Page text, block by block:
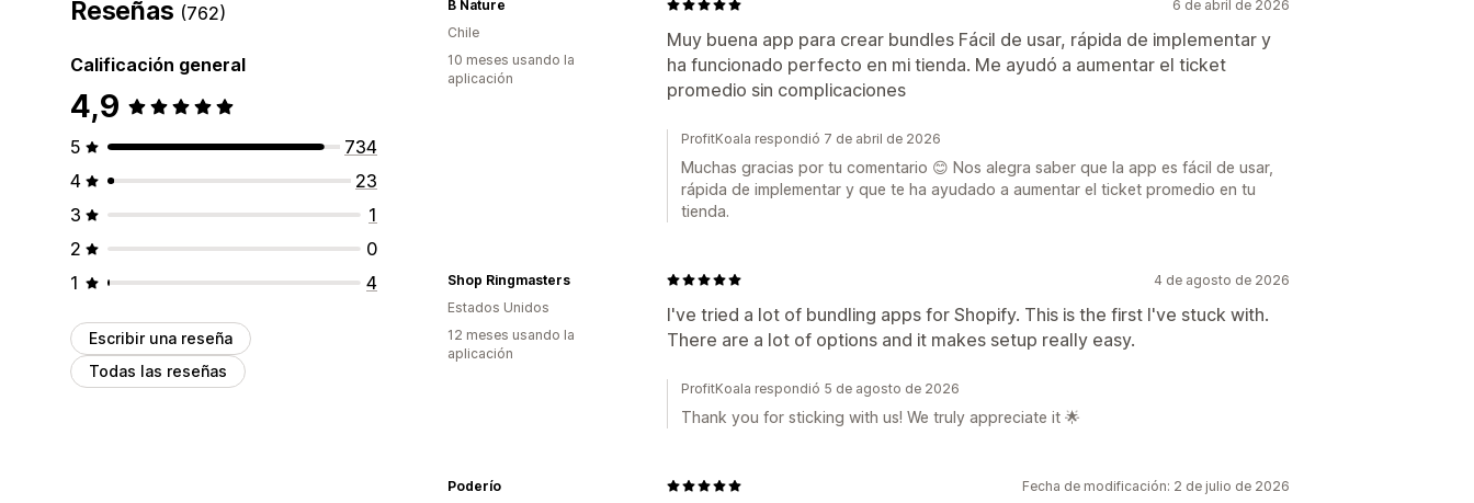
Reseñas (762)
Calificación general
4,9
5
734
4
23
3
1
2
0
1
4
Escribir una reseña
Todas las reseñas
6 de abril de 2026
Muy buena app para crear bundles Fácil de usar, rápida de implementar y
ha funcionado perfecto en mi tienda. Me ayudó a aumentar el ticket
promedio sin complicaciones
B Nature
Chile
10 meses usando la
aplicación
ProfitKoala respondió 7 de abril de 2026
Muchas gracias por tu comentario 😊 Nos alegra saber que la app es fácil de usar,
rápida de implementar y que te ha ayudado a aumentar el ticket promedio en tu
tienda.
4 de agosto de 2026
I've tried a lot of bundling apps for Shopify. This is the first I've stuck with.
There are a lot of options and it makes setup really easy.
Shop Ringmasters
Estados Unidos
12 meses usando la
aplicación
ProfitKoala respondió 5 de agosto de 2026
Thank you for sticking with us! We truly appreciate it 🌟
Fecha de modificación: 2 de julio de 2026
Poderío